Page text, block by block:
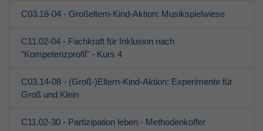
C03.18-04 - Großeltern-Kind-Aktion: Musikspielwiese
C11.02-04 - Fachkraft für Inklusion nach
"Kompetenzprofil" - Kurs 4
C03.14-08 - (Groß-)Eltern-Kind-Aktion: Experimente für
Groß und Klein
C11.02-30 - Partizipation leben - Methodenkoffer